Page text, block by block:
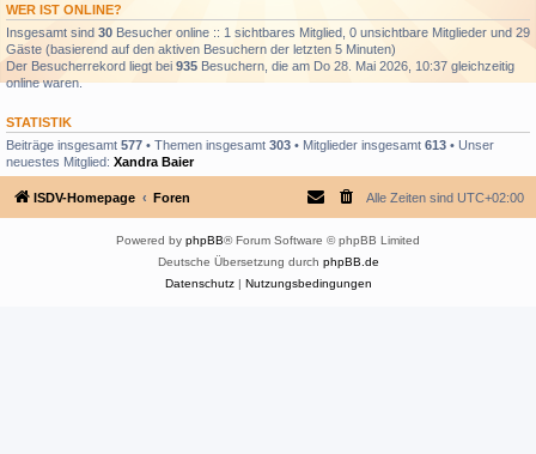
WER IST ONLINE?
Insgesamt sind 30 Besucher online :: 1 sichtbares Mitglied, 0 unsichtbare Mitglieder und 29
Gäste (basierend auf den aktiven Besuchern der letzten 5 Minuten)
Der Besucherrekord liegt bei 935 Besuchern, die am Do 28. Mai 2026, 10:37 gleichzeitig
online waren.
STATISTIK
Beiträge insgesamt 577 • Themen insgesamt 303 • Mitglieder insgesamt 613 • Unser
neuestes Mitglied: Xandra Baier
ISDV-Homepage Foren Alle Zeiten sind UTC+02:00
Powered by phpBB® Forum Software © phpBB Limited
Deutsche Übersetzung durch phpBB.de
Datenschutz| Nutzungsbedingungen